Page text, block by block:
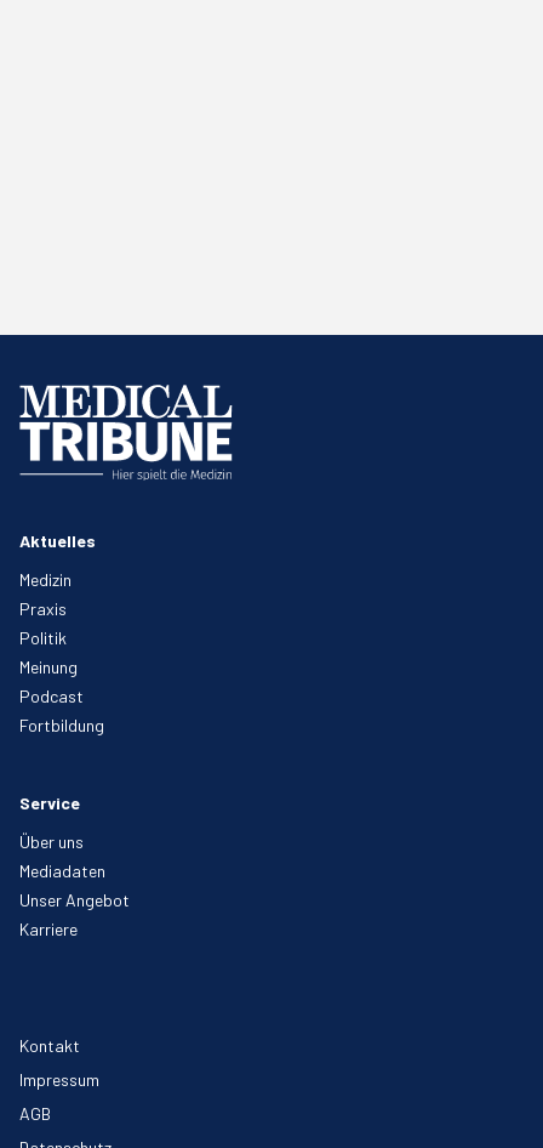
Aktuelles
Medizin
Praxis
Politik
Meinung
Podcast
Fortbildung
Service
Über uns
Mediadaten
Unser Angebot
Karriere
Kontakt
Impressum
AGB